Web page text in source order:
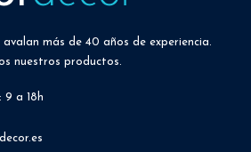
más de 40 años de experiencia.
nuestros productos.
9 a 18h